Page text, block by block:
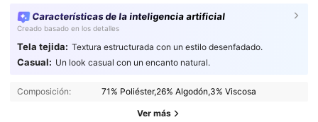
Características de la inteligencia artificial
Creado basado en los detalles
Tela tejida: Textura estructurada con un estilo desenfadado.
Casual: Un look casual con un encanto natural.
Composición: 71% Poliéster,26% Algodón,3% Viscosa
Ver más